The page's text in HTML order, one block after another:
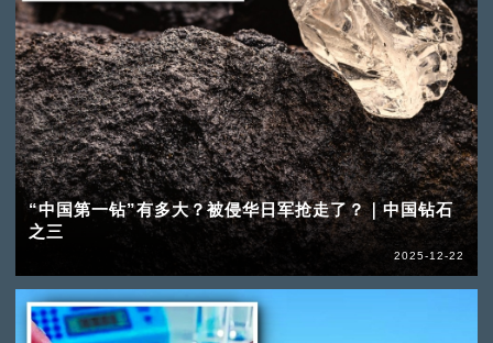
“中国第一钻”有多大？被侵华日军抢走了？｜中国钻石
之三
2025-12-22